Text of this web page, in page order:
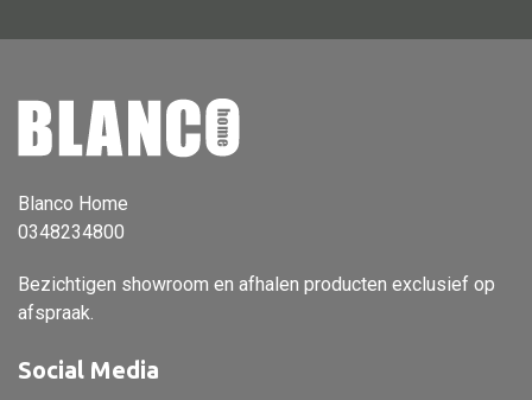
Object
Pot
Schaal
Dienblad
Roomdevider
Deco overig
Blanco Home
0348234800
Bezichtigen showroom en afhalen producten exclusief op
afspraak.
Social Media